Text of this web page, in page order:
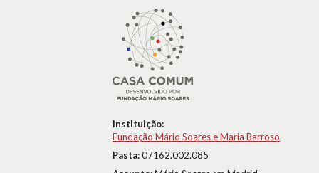
Instituição:
Fundação Mário Soares e Maria Barroso
Pasta:07162.002.085